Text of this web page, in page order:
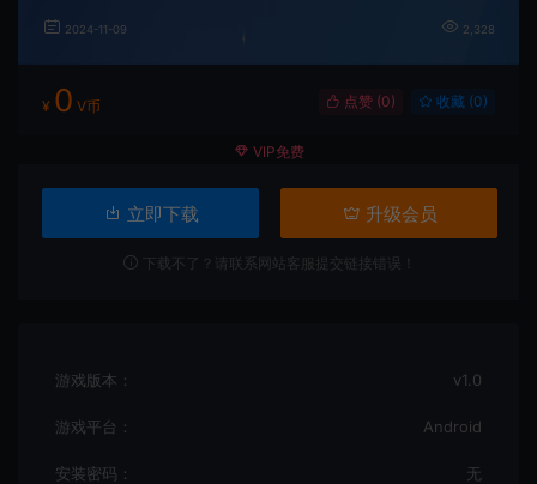
2024-11-09 2,328
¥ 0 V币 点赞 (0) 收藏 (0)
VIP免费
立即下载 升级会员
下载不了？请联系网站客服提交链接错误！
游戏版本： v1.0
游戏平台： Android
安装密码： 无